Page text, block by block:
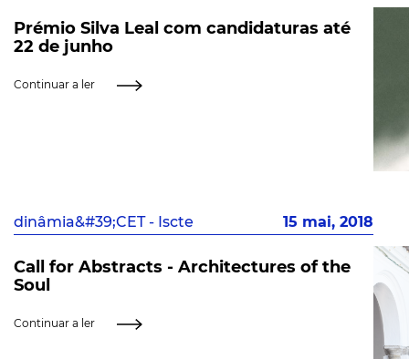
Prémio Silva Leal com candidaturas até
22 de junho
Continuar a ler
dinâmia&#39;CET - Iscte 15 mai, 2018
Call for Abstracts - Architectures of the
Soul
Continuar a ler